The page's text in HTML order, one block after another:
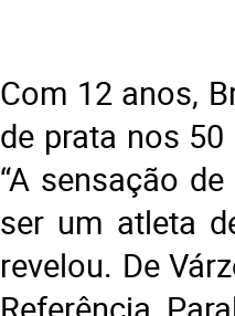
Com 12 anos,
de prata nos
“A sensação
ser um atleta
revelou. De